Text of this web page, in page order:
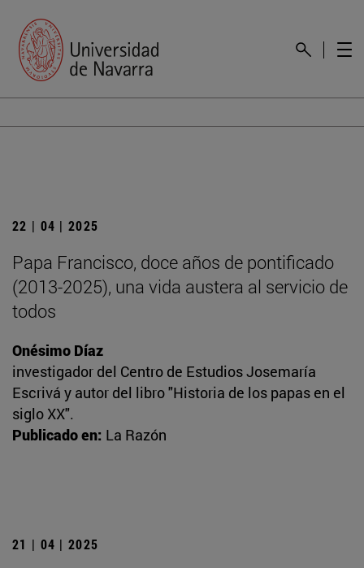
22 | 04 | 2025
Papa Francisco, doce años de pontificado
(2013-2025), una vida austera al servicio de
todos
Onésimo Díaz
investigador del Centro de Estudios Josemaría
Escrivá y autor del libro "Historia de los papas en el
siglo XX".
Publicado en: La Razón
21 | 04 | 2025